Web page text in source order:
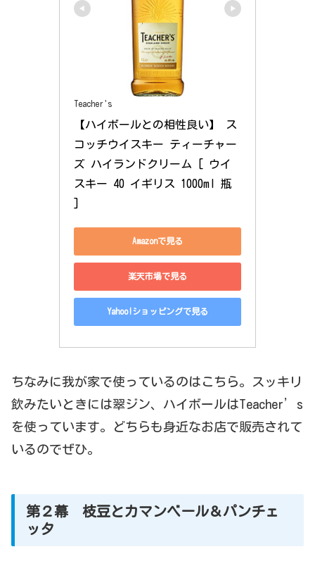
Teacher's
【ハイボールとの相性良い】 ス
コッチウイスキー ティーチャー
ズ ハイランドクリーム [ ウイ
スキー 40 イギリス 1000ml 瓶
Amazonで見る
楽天市場で見る
Yahoo!ショッピングで見る
ちなみに我が家で使っているのはこちら。スッキリ
飲みたいときには翠ジン、ハイボールはTeacher’s
を使っています。どちらも身近なお店で販売されて
いるのでぜひ。
第２幕 枝豆とカマンベール＆パンチェ
ッタ